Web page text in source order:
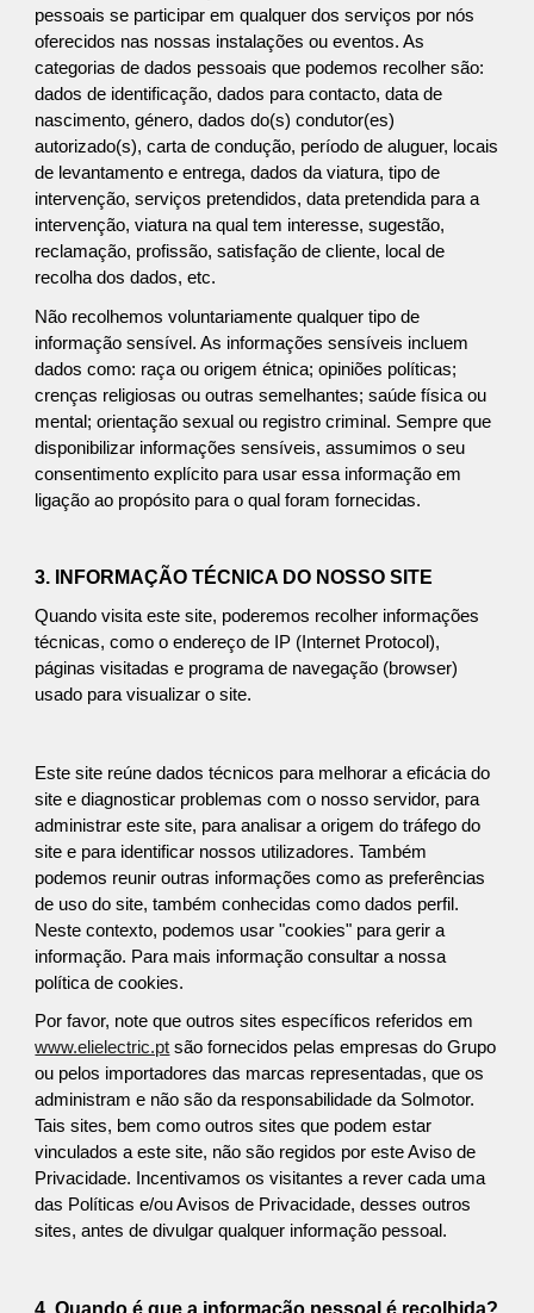
pessoais se participar em qualquer dos serviços por nós
oferecidos nas nossas instalações ou eventos. As
categorias de dados pessoais que podemos recolher são:
dados de identificação, dados para contacto, data de
nascimento, género, dados do(s) condutor(es)
autorizado(s), carta de condução, período de aluguer, locais
de levantamento e entrega, dados da viatura, tipo de
intervenção, serviços pretendidos, data pretendida para a
intervenção, viatura na qual tem interesse, sugestão,
reclamação, profissão, satisfação de cliente, local de
recolha dos dados, etc.
Não recolhemos voluntariamente qualquer tipo de
informação sensível. As informações sensíveis incluem
dados como: raça ou origem étnica; opiniões políticas;
crenças religiosas ou outras semelhantes; saúde física ou
mental; orientação sexual ou registro criminal. Sempre que
disponibilizar informações sensíveis, assumimos o seu
consentimento explícito para usar essa informação em
ligação ao propósito para o qual foram fornecidas.
3. INFORMAÇÃO TÉCNICA DO NOSSO SITE
Quando visita este site, poderemos recolher informações
técnicas, como o endereço de IP (Internet Protocol),
páginas visitadas e programa de navegação (browser)
usado para visualizar o site.
Este site reúne dados técnicos para melhorar a eficácia do
site e diagnosticar problemas com o nosso servidor, para
administrar este site, para analisar a origem do tráfego do
site e para identificar nossos utilizadores. Também
podemos reunir outras informações como as preferências
de uso do site, também conhecidas como dados perfil.
Neste contexto, podemos usar "cookies" para gerir a
informação. Para mais informação consultar a nossa
política de cookies.
Por favor, note que outros sites específicos referidos em
www.elielectric.pt são fornecidos pelas empresas do Grupo
ou pelos importadores das marcas representadas, que os
administram e não são da responsabilidade da Solmotor.
Tais sites, bem como outros sites que podem estar
vinculados a este site, não são regidos por este Aviso de
Privacidade. Incentivamos os visitantes a rever cada uma
das Políticas e/ou Avisos de Privacidade, desses outros
sites, antes de divulgar qualquer informação pessoal.
4. Quando é que a informação pessoal é recolhida?